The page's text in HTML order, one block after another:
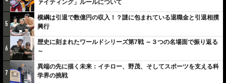
ァイティング」ルールについて
5
横綱は引退で数億円の収入！？謎に包まれている退職金と引退相撲
興行
6
歴史に刻まれたワールドシリーズ第7戦 ～３つの名場面で振り返る
～
7
異端の先に描く未来：イチロー、野茂、そしてスポーツを支える科
学界の挑戦